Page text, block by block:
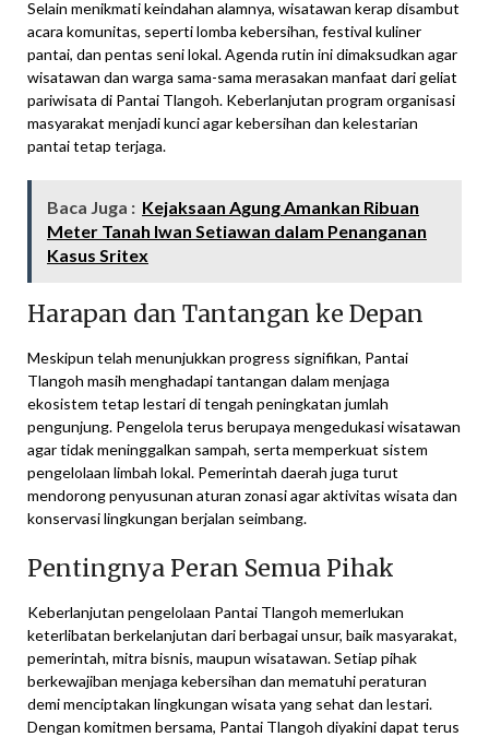
Selain menikmati keindahan alamnya, wisatawan kerap disambut
acara komunitas, seperti lomba kebersihan, festival kuliner
pantai, dan pentas seni lokal. Agenda rutin ini dimaksudkan agar
wisatawan dan warga sama-sama merasakan manfaat dari geliat
pariwisata di Pantai Tlangoh. Keberlanjutan program organisasi
masyarakat menjadi kunci agar kebersihan dan kelestarian
pantai tetap terjaga.
Baca Juga : Kejaksaan Agung Amankan Ribuan
Meter Tanah Iwan Setiawan dalam Penanganan
Kasus Sritex
Harapan dan Tantangan ke Depan
Meskipun telah menunjukkan progress signifikan, Pantai
Tlangoh masih menghadapi tantangan dalam menjaga
ekosistem tetap lestari di tengah peningkatan jumlah
pengunjung. Pengelola terus berupaya mengedukasi wisatawan
agar tidak meninggalkan sampah, serta memperkuat sistem
pengelolaan limbah lokal. Pemerintah daerah juga turut
mendorong penyusunan aturan zonasi agar aktivitas wisata dan
konservasi lingkungan berjalan seimbang.
Pentingnya Peran Semua Pihak
Keberlanjutan pengelolaan Pantai Tlangoh memerlukan
keterlibatan berkelanjutan dari berbagai unsur, baik masyarakat,
pemerintah, mitra bisnis, maupun wisatawan. Setiap pihak
berkewajiban menjaga kebersihan dan mematuhi peraturan
demi menciptakan lingkungan wisata yang sehat dan lestari.
Dengan komitmen bersama, Pantai Tlangoh diyakini dapat terus